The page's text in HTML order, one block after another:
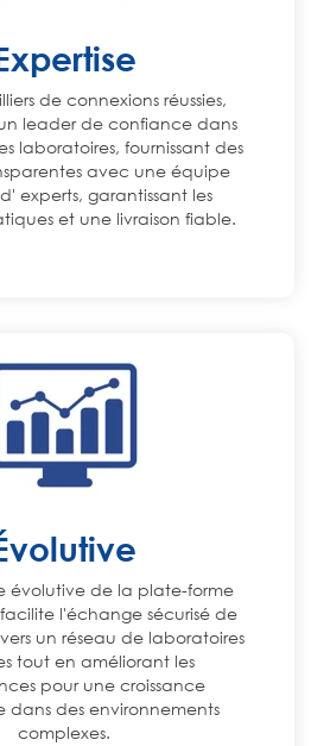
de connexions réussies,
leader de confiance dans
laboratoires, fournissant des
avec une équipe
experts, garantissant les
et une livraison fiable.
évolutive de la plate-forme
l'échange sécurisé de
un réseau de laboratoires
tout en améliorant les
pour une croissance
dans des environnements
complexes.